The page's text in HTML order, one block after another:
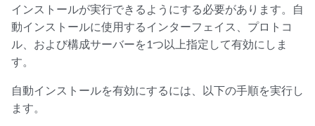
インストールが実行できるようにする必要があります。自
動インストールに使用するインターフェイス、プロトコ
ル、および構成サーバーを1つ以上指定して有効にしま
す。
自動インストールを有効にするには、以下の手順を実行し
ます。